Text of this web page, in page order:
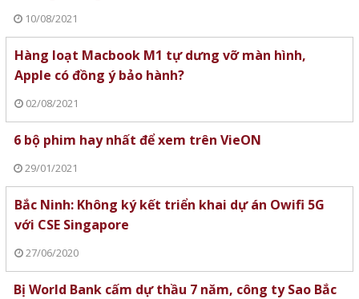
10/08/2021
Hàng loạt Macbook M1 tự dưng vỡ màn hình,
Apple có đồng ý bảo hành?
02/08/2021
6 bộ phim hay nhất để xem trên VieON
29/01/2021
Bắc Ninh: Không ký kết triển khai dự án Owifi 5G
với CSE Singapore
27/06/2020
Bị World Bank cấm dự thầu 7 năm, công ty Sao Bắc